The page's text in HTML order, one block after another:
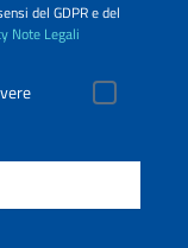
del GDPR e del
Note Legali